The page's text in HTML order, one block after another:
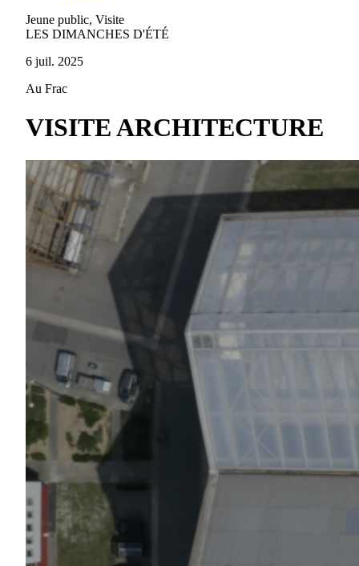
Jeune public, Visite
LES DIMANCHES D'ÉTÉ
6 juil. 2025
Au Frac
VISITE ARCHITECTURE